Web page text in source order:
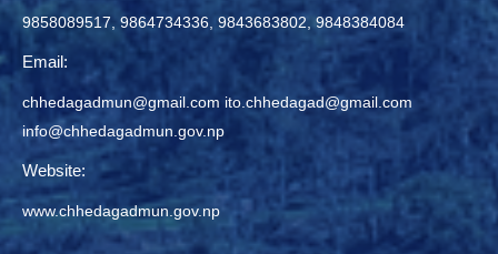
9858089517, 9864734336, 9843683802, 9848384084
Email:
chhedagadmun@gmail.com ito.chhedagad@gmail.com
info@chhedagadmun.gov.np
Website:
www.chhedagadmun.gov.np